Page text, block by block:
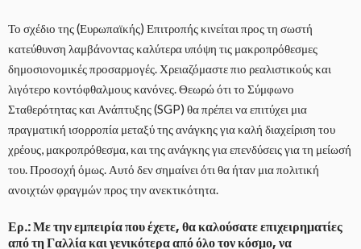
Το σχέδιο της (Ευρωπαϊκής) Επιτροπής κινείται προς τη σωστή
κατεύθυνση λαμβάνοντας καλύτερα υπόψη τις μακροπρόθεσμες
δημοσιονομικές προσαρμογές. Χρειαζόμαστε πιο ρεαλιστικούς και
λιγότερο κοντόφθαλμους κανόνες. Θεωρώ ότι το Σύμφωνο
Σταθερότητας και Ανάπτυξης (SGP) θα πρέπει να επιτύχει μια
πραγματική ισορροπία μεταξύ της ανάγκης για καλή διαχείριση του
χρέους, μακροπρόθεσμα, και της ανάγκης για επενδύσεις για τη μείωσή
του. Προσοχή όμως. Αυτό δεν σημαίνει ότι θα ήταν μια πολιτική
ανοιχτών φραγμών προς την ανεκτικότητα.
Ερ.: Με την εμπειρία που έχετε, θα καλούσατε επιχειρηματίες
από τη Γαλλία και γενικότερα από όλο τον κόσμο, να